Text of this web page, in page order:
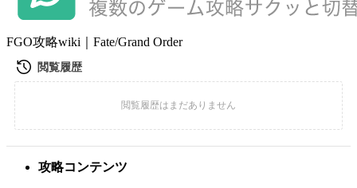
FGO攻略wiki｜Fate/Grand Order
攻略コンテンツ